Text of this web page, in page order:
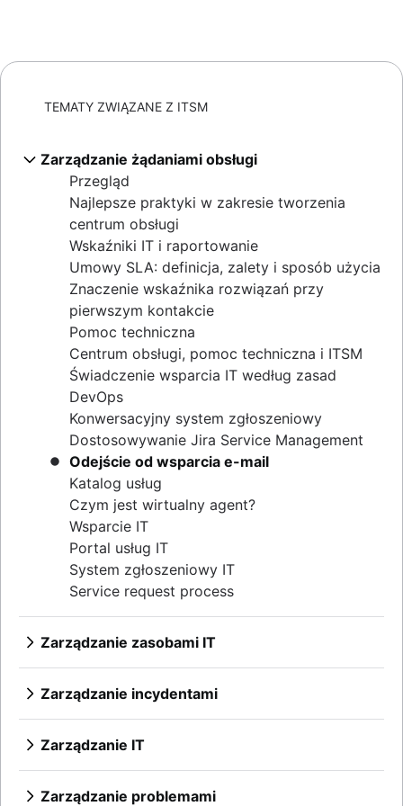
TEMATY ZWIĄZANE Z ITSM
Zarządzanie żądaniami obsługi
Przegląd
Najlepsze praktyki w zakresie tworzenia
centrum obsługi
Wskaźniki IT i raportowanie
Umowy SLA: definicja, zalety i sposób użycia
Znaczenie wskaźnika rozwiązań przy
pierwszym kontakcie
Pomoc techniczna
Centrum obsługi, pomoc techniczna i ITSM
Świadczenie wsparcia IT według zasad
DevOps
Konwersacyjny system zgłoszeniowy
Dostosowywanie Jira Service Management
Odejście od wsparcia e-mail
Katalog usług
Czym jest wirtualny agent?
Wsparcie IT
Portal usług IT
System zgłoszeniowy IT
Service request process
Zarządzanie zasobami IT
Przegląd
Bazy danych zarządzania konfiguracją
Zarządzanie konfiguracją a zarządzanie
Najlepsze praktyki dotyczące zarządzania
zasobami IT i oprogramowaniem
Śledzenie zasobów
Zarządzanie incydentami
Przegląd
Zarządzanie ciągłością usług IT
Komunikacja dotycząca incydentów
Przegląd
Reagowanie na incydenty
Zarządzanie IT
Przegląd
Zarządzanie problemami